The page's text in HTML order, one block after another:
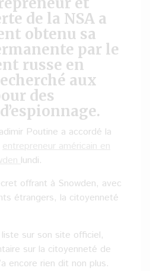
de la NSA a
obtenu sa
par le
russe en
aux
des
Poutine a accordé la
entrepreneur américain en
lundi.
offrant à Snowden, avec
étrangers, la citoyenneté
sur son site officiel,
sur la citoyenneté de
encore rien dit non plus.